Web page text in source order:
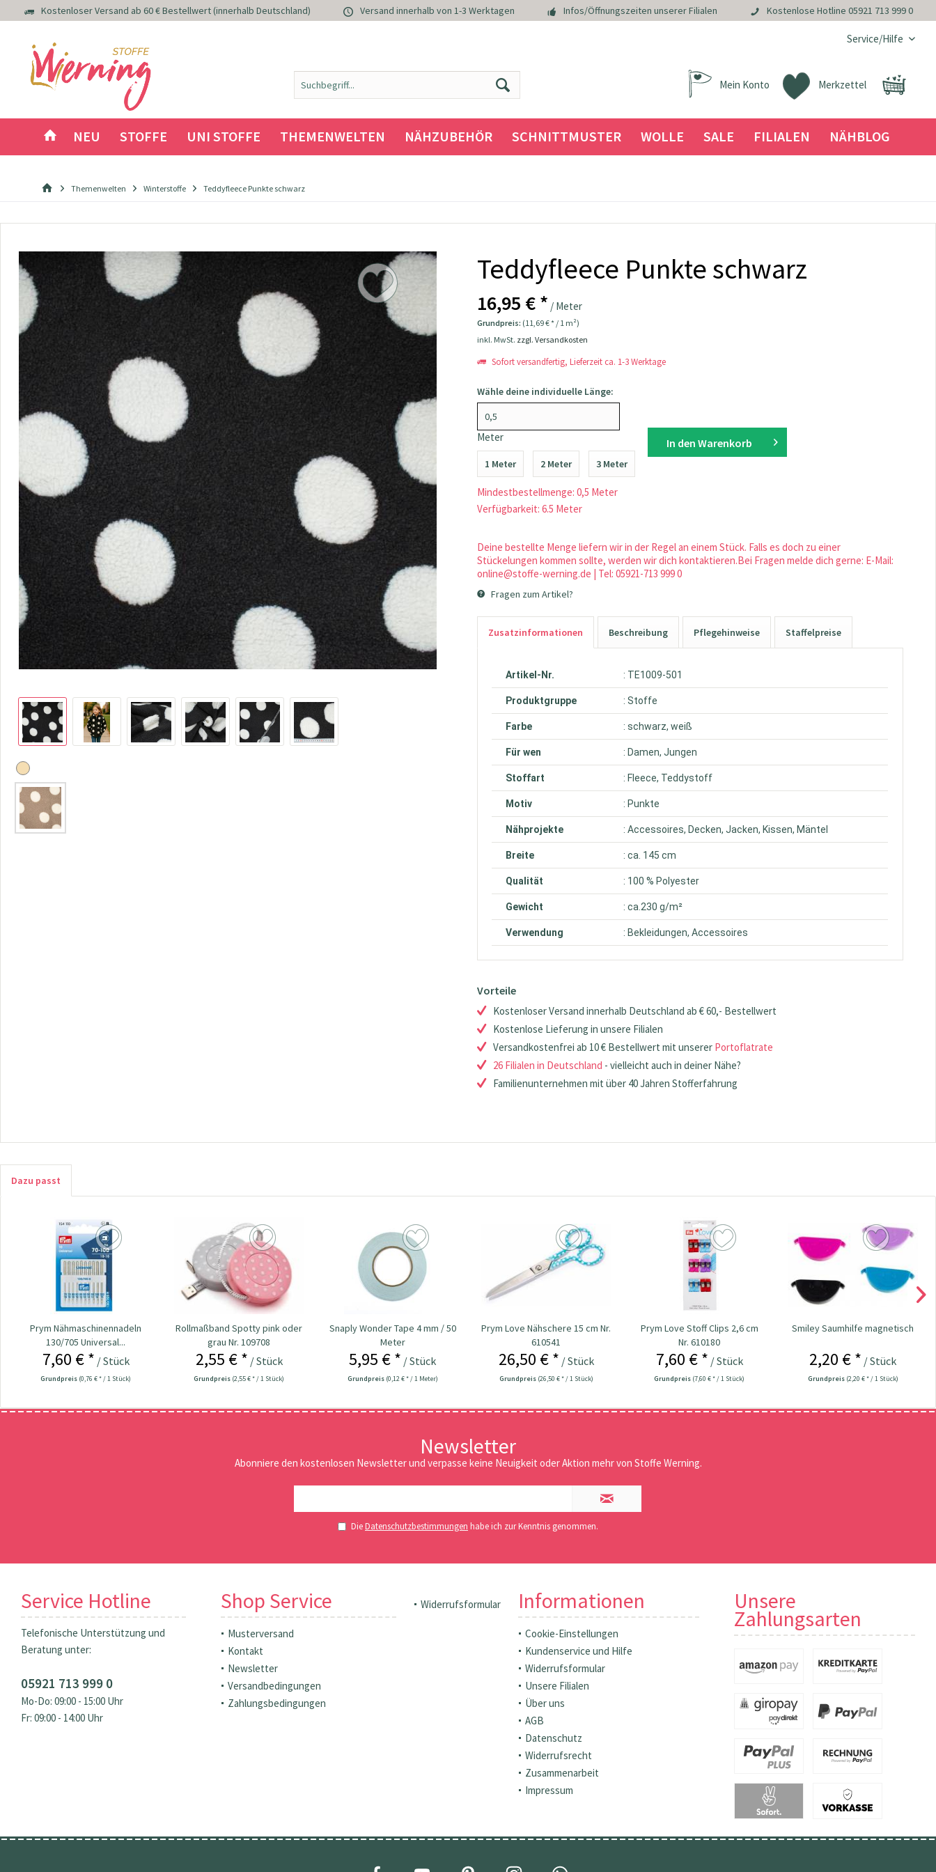
Kostenloser Versand ab 60 € Bestellwert (innerhalb Deutschland) Versand innerhalb von 1-3 Werktagen Infos/Öffnungszeiten unserer Filialen Kostenlose Hotline 05921 713 999 0
Service/Hilfe
Merkzettel
Mein Konto
NEU STOFFE UNI STOFFE THEMENWELTEN NÄHZUBEHÖR SCHNITTMUSTER WOLLE SALE FILIALEN NÄHBLOG
Themenwelten Winterstoffe Teddyfleece Punkte schwarz
Teddyfleece Punkte schwarz
16,95 € * / Meter
Grundpreis: (11,69 € * / 1 m²)
inkl. MwSt. zzgl. Versandkosten
Sofort versandfertig, Lieferzeit ca. 1-3 Werktage
Wähle deine individuelle Länge:
Meter
1 Meter 2 Meter 3 Meter
Mindestbestellmenge: 0,5 Meter
Verfügbarkeit: 6.5 Meter
In den Warenkorb
Deine bestellte Menge liefern wir in der Regel an einem Stück. Falls es doch zu einer
Stückelungen kommen sollte, werden wir dich kontaktieren.Bei Fragen melde dich gerne: E-Mail:
online@stoffe-werning.de | Tel: 05921-713 999 0
Fragen zum Artikel?
Zusatzinformationen Beschreibung Pflegehinweise Staffelpreise
Artikel-Nr. : TE1009-501
Produktgruppe : Stoffe
Farbe : schwarz, weiß
Für wen : Damen, Jungen
Stoffart : Fleece, Teddystoff
Motiv : Punkte
Nähprojekte : Accessoires, Decken, Jacken, Kissen, Mäntel
Breite : ca. 145 cm
Qualität : 100 % Polyester
Gewicht : ca.230 g/m²
Verwendung : Bekleidungen, Accessoires
Vorteile
Kostenloser Versand innerhalb Deutschland ab € 60,- Bestellwert
Kostenlose Lieferung in unsere Filialen
Versandkostenfrei ab 10 € Bestellwert mit unserer Portoflatrate
26 Filialen in Deutschland - vielleicht auch in deiner Nähe?
Familienunternehmen mit über 40 Jahren Stofferfahrung
Dazu passt
Prym Nähmaschinennadeln
130/705 Universal...
7,60 € * / Stück
Grundpreis (0,76 € * / 1 Stück)
Rollmaßband Spotty pink oder
grau Nr. 109708
2,55 € * / Stück
Grundpreis (2,55 € * / 1 Stück)
Snaply Wonder Tape 4 mm / 50
Meter
5,95 € * / Stück
Grundpreis (0,12 € * / 1 Meter)
Prym Love Nähschere 15 cm Nr.
610541
26,50 € * / Stück
Grundpreis (26,50 € * / 1 Stück)
Prym Love Stoff Clips 2,6 cm
Nr. 610180
7,60 € * / Stück
Grundpreis (7,60 € * / 1 Stück)
Smiley Saumhilfe magnetisch
2,20 € * / Stück
Grundpreis (2,20 € * / 1 Stück)
Newsletter
Abonniere den kostenlosen Newsletter und verpasse keine Neuigkeit oder Aktion mehr von Stoffe Werning.
DieDatenschutzbestimmungen habe ich zur Kenntnis genommen.
Service Hotline
Telefonische Unterstützung und
Beratung unter:
05921 713 999 0
Mo-Do: 09:00 - 15:00 Uhr
Fr: 09:00 - 14:00 Uhr
Shop Service
Musterversand
Kontakt
Newsletter
Versandbedingungen
Zahlungsbedingungen
Widerrufsformular Informationen
Cookie-Einstellungen
Kundenservice und Hilfe
Widerrufsformular
Unsere Filialen
Über uns
AGB
Datenschutz
Widerrufsrecht
Zusammenarbeit
Impressum
Unsere
Zahlungsarten